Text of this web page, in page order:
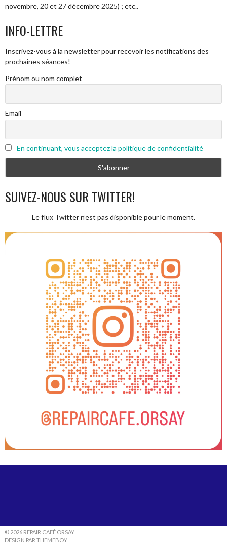
novembre, 20 et 27 décembre 2025) ; etc..
INFO-LETTRE
Inscrivez-vous à la newsletter pour recevoir les notifications des
prochaines séances!
Prénom ou nom complet
Email
En continuant, vous acceptez la politique de confidentialité
SUIVEZ-NOUS SUR TWITTER!
Le flux Twitter n’est pas disponible pour le moment.
© 2026 REPAIR CAFÉ ORSAY
DESIGN PAR THEMEBOY